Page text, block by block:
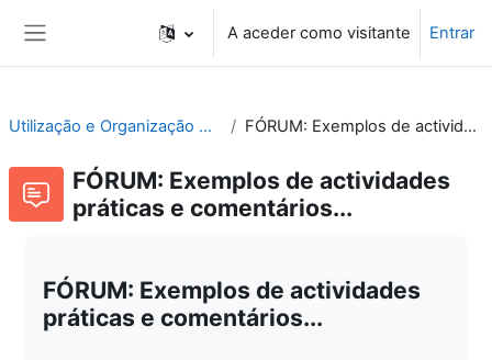
A aceder como visitante Entrar
Utilização e Organização de Laboratórios Escolares FÓRUM: Exemplos de actividades práticas e comentários...
FÓRUM: Exemplos de actividades
práticas e comentários...
FÓRUM: Exemplos de actividades
práticas e comentários...